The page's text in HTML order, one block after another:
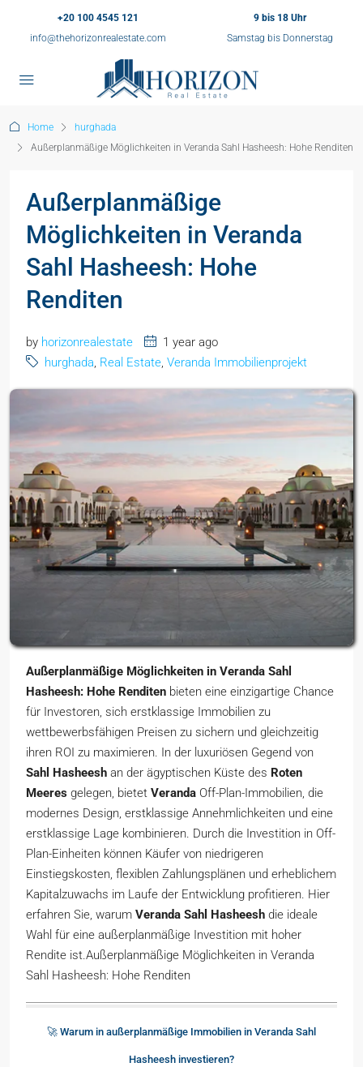
+20 100 4545 121
info@thehorizonrealestate.com
9 bis 18 Uhr
Samstag bis Donnerstag
Home
hurghada
Außerplanmäßige Möglichkeiten in Veranda Sahl Hasheesh: Hohe Renditen
Außerplanmäßige
Möglichkeiten in Veranda
Sahl Hasheesh: Hohe
Renditen
by horizonrealestate
1 year ago
hurghada, Real Estate, Veranda Immobilienprojekt
Außerplanmäßige Möglichkeiten in Veranda Sahl
Hasheesh: Hohe Renditen bieten eine einzigartige Chance
für Investoren, sich erstklassige Immobilien zu
wettbewerbsfähigen Preisen zu sichern und gleichzeitig
ihren ROI zu maximieren. In der luxuriösen Gegend von
Sahl Hasheesh an der ägyptischen Küste des Roten
Meeres gelegen, bietet Veranda Off-Plan-Immobilien, die
modernes Design, erstklassige Annehmlichkeiten und eine
erstklassige Lage kombinieren. Durch die Investition in Off-
Plan-Einheiten können Käufer von niedrigeren
Einstiegskosten, flexiblen Zahlungsplänen und erheblichem
Kapitalzuwachs im Laufe der Entwicklung profitieren. Hier
erfahren Sie, warum Veranda Sahl Hasheesh die ideale
Wahl für eine außerplanmäßige Investition mit hoher
Rendite ist.Außerplanmäßige Möglichkeiten in Veranda
Sahl Hasheesh: Hohe Renditen
🚀 Warum in außerplanmäßige Immobilien in Veranda Sahl
Hasheesh investieren?